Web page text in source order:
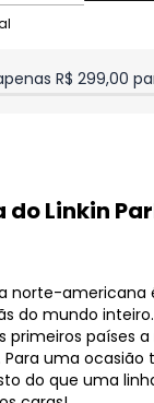
R$ 299,00
do Linkin
norte-americana
do mundo
primeiros países
Para uma
do que uma